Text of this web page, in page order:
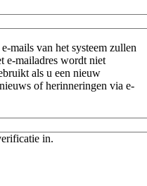
mails van het systeem zullen
e-mailadres wordt niet
als u een nieuw
of herinneringen via e-
in.